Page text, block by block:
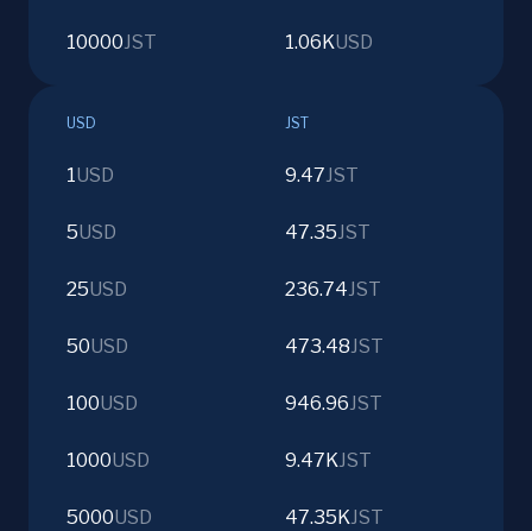
10000JST 1.06KUSD
USD JST
1USD 9.47JST
5USD 47.35JST
25USD 236.74JST
50USD 473.48JST
100USD 946.96JST
1000USD 9.47KJST
5000USD 47.35KJST